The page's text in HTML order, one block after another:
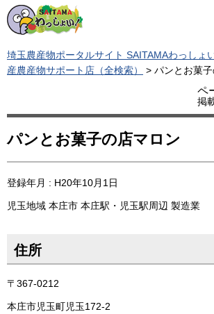
埼玉農産物ポータルサイト SAITAMAわっしょ
産農産物サポート店（全検索）
> パンとお菓
ペ
掲
パンとお菓子の店マロン
登録年月 : H20年10月1日
児玉地域 本庄市 本庄駅・児玉駅周辺 製造業
住所
〒367-0212
本庄市児玉町児玉172-2